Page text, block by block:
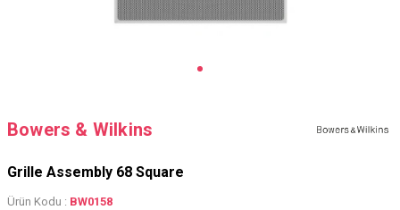
Bowers & Wilkins
Grille Assembly 68 Square
Ürün Kodu : BW0158